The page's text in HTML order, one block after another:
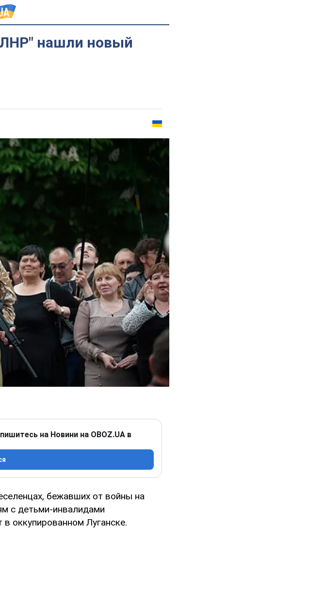
нашли новый
на Новини на OBOZ.UA в
бежавших от войны на
с детьми-инвалидами
оккупированном Луганске.